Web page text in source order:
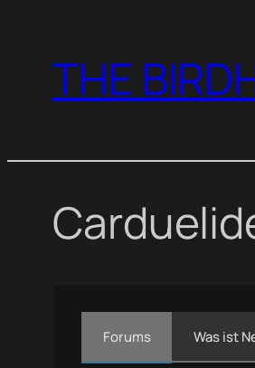
springenTHE
Forums Was ist